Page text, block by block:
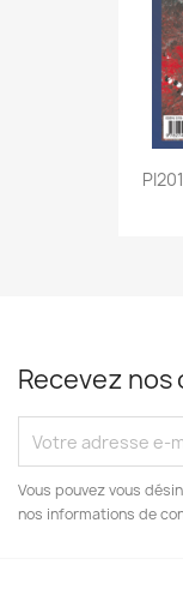
Recevez
Vous pouvez vous
nos informations de